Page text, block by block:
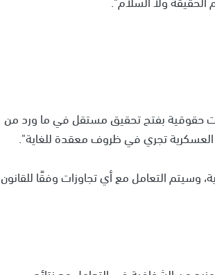
حقوقية بفتح تحقيق مستقل في ما ورد من
تجري في ظروف معقدة للغاية".
وسيتم التعامل مع أي تجاوزات وفقًا للقانون